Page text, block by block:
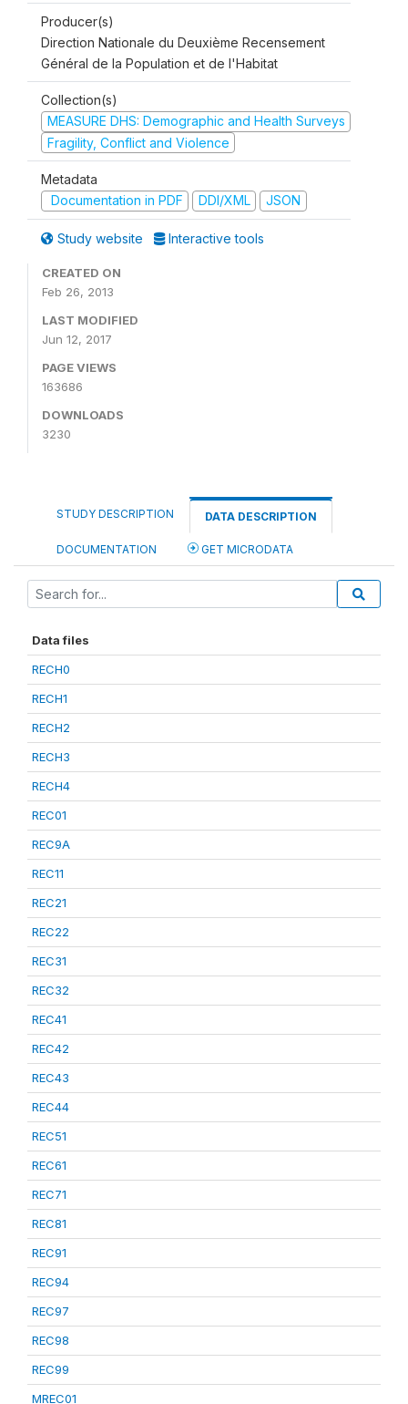
Producer(s)
Direction Nationale du Deuxième Recensement
Général de la Population et de l'Habitat
Collection(s)
MEASURE DHS: Demographic and Health Surveys
Fragility, Conflict and Violence
Metadata
Documentation in PDF
DDI/XML JSON
Study website Interactive tools
CREATED ON
Feb 26, 2013
LAST MODIFIED
Jun 12, 2017
PAGE VIEWS
163686
DOWNLOADS
3230
STUDY DESCRIPTION DATA DESCRIPTION
DOCUMENTATION GET MICRODATA
Data files
RECH0
RECH1
RECH2
RECH3
RECH4
REC01
REC9A
REC11
REC21
REC22
REC31
REC32
REC41
REC42
REC43
REC44
REC51
REC61
REC71
REC81
REC91
REC94
REC97
REC98
REC99
MREC01